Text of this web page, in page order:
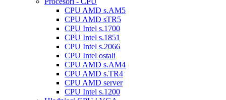
CPU AMD s.AM5
CPU AMD sTR5
CPU Intel s.1700
CPU Intel s.1851
CPU Intel s.2066
CPU Intel ostali
CPU AMD s.AM4
CPU AMD s.TR4
CPU AMD server
CPU Intel s.1200